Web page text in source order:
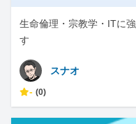
生命倫理・宗教学・ITに
す
スナオ
- (0)